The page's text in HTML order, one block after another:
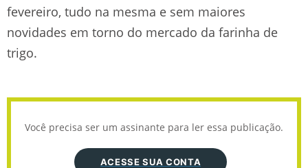
fevereiro, tudo na mesma e sem maiores
novidades em torno do mercado da farinha de
trigo.
Você precisa ser um assinante para ler essa publicação.
ACESSE SUA CONTA